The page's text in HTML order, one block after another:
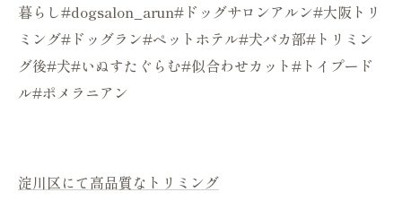
暮らし#dogsalon_arun#ドッグサロンアルン#大阪トリ
ミング#ドッグラン#ペットホテル#犬バカ部#トリミン
グ後#犬#いぬすたぐらむ#似合わせカット#トイプード
ル#ポメラニアン
淀川区にて高品質なトリミング